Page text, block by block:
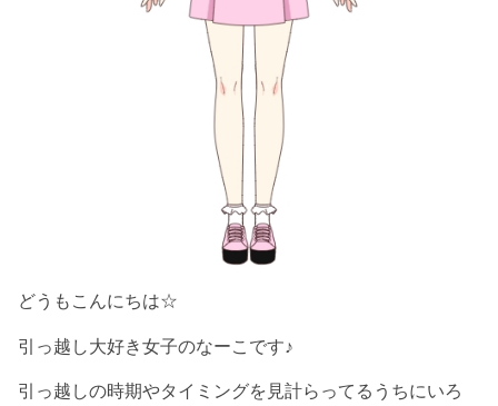
どうもこんにちは☆
引っ越し大好き女子のなーこです♪
引っ越しの時期やタイミングを見計らってるうちにいろ